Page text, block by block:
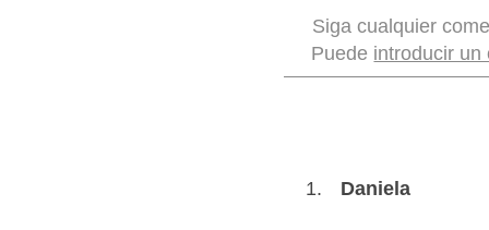
Siga cualquier
Puede introducir un
Daniela